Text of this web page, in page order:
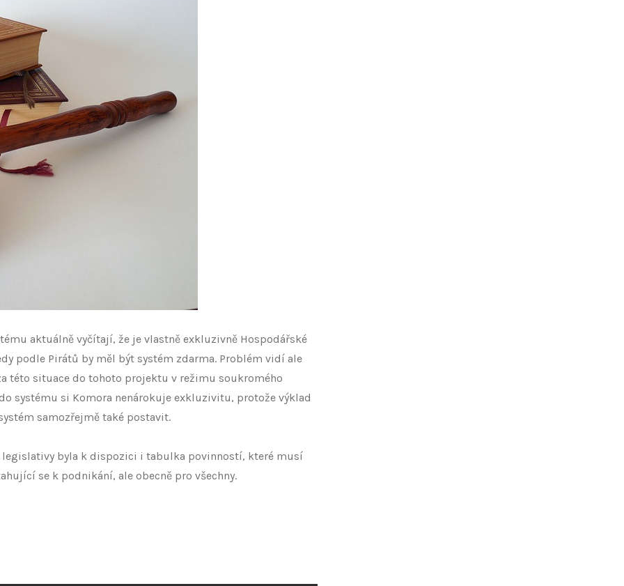
aktuálně vyčítají, že je vlastně exkluzivně Hospodářské
podle Pirátů by měl být systém zdarma. Problém vidí ale
této situace do tohoto projektu v režimu soukromého
systému si Komora nenárokuje exkluzivitu, protože výklad
samozřejmě také postavit.
legislativy byla k dispozici i tabulka povinností, které musí
se k podnikání, ale obecně pro všechny.